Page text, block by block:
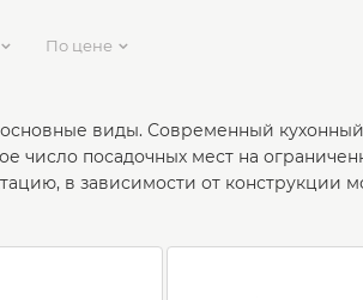
По цене
основные виды. Современный
число посадочных мест на
в зависимости от конструкции